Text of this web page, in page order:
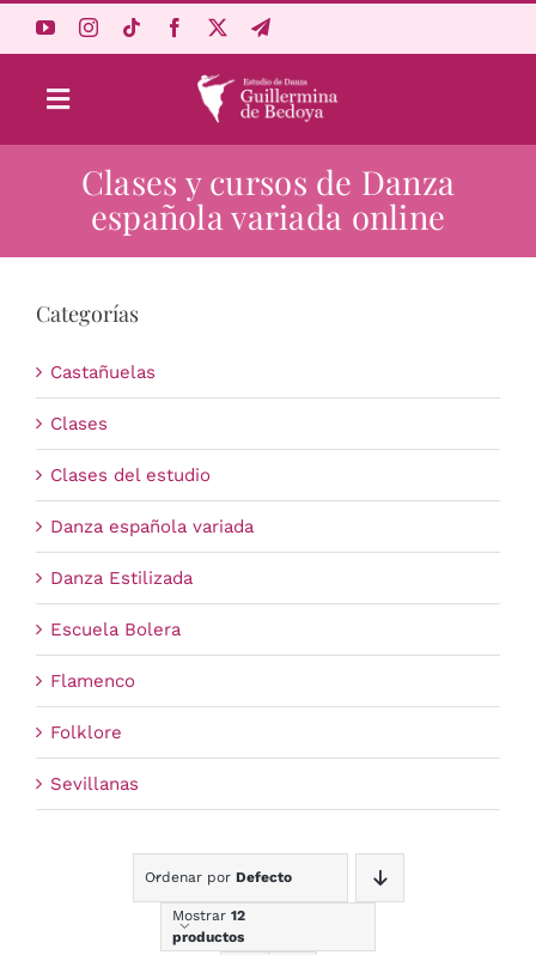
Toggle
Navigation
Aprende Online
Estudio
Carrito
Clases y cursos de Danza
española variada online
Categorías
Castañuelas
Clases
Clases del estudio
Danza española variada
Danza Estilizada
Escuela Bolera
Flamenco
Folklore
Sevillanas
Ordenar por Defecto
Mostrar 12
productos